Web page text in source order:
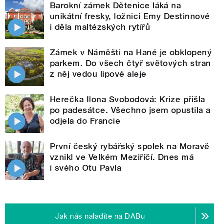
Barokní zámek Dětenice láká na
unikátní fresky, ložnici Emy Destinnové
i děla maltézských rytířů
Zámek v Náměšti na Hané je obklopený
parkem. Do všech čtyř světových stran
z něj vedou lipové aleje
Herečka Ilona Svobodová: Krize přišla
po padesátce. Všechno jsem opustila a
odjela do Francie
První český rybářský spolek na Moravě
vznikl ve Velkém Meziříčí. Dnes má
i svého Otu Pavla
Jak nás naladíte na DABu